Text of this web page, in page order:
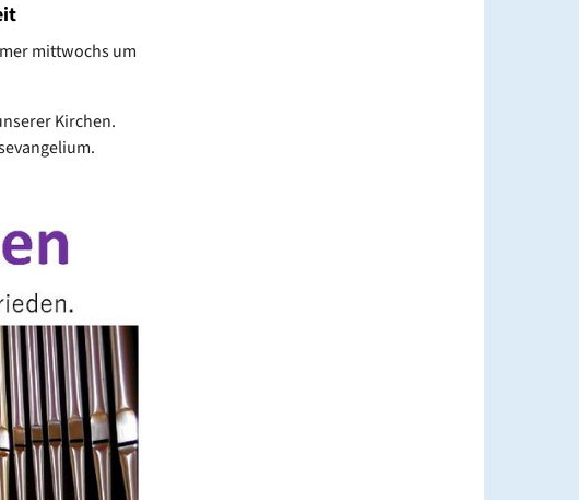
mittwochs um
Kirchen.